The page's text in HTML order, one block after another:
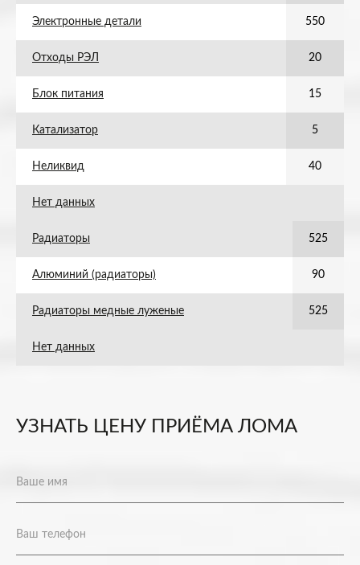
Электронные детали 550
Отходы РЭЛ 20
Блок питания 15
Катализатор 5
Неликвид 40
Нет данных
Радиаторы 525
Алюминий (радиаторы) 90
Радиаторы медные луженые 525
Нет данных
УЗНАТЬ ЦЕНУ ПРИЁМА ЛОМА